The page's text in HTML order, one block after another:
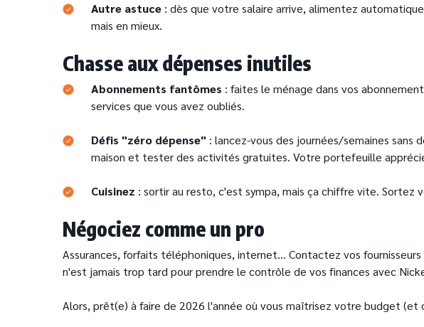
Autre astuce : dès que votre salaire arrive, alimentez
mais en mieux.
Chasse aux dépenses inutiles
Abonnements fantômes : faites le ménage dans vos
services que vous avez oubliés.
Défis "zéro dépense" : lancez-vous des journées/semaines sans
maison et tester des activités gratuites. Votre portefeuille
Cuisinez : sortir au resto, c'est sympa, mais ça chiffre vite. Sortez
Négociez comme un pro
Assurances, forfaits téléphoniques, internet… Contactez vos
n'est jamais trop tard pour prendre le contrôle de vos finances avec
Alors, prêt(e) à faire de 2026 l'année où vous maîtrisez votre budget (et